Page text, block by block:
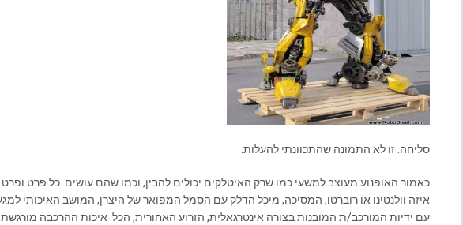
סליחה. זו לא התמונה שהתכוונתי להעלות.
כאמור האופנוע מעוצב למשעי כמו שרק האיטלקים יכולים להבין, וכמו שהם עושים. כל פרט
איזה וולנטינו או רוברטו, המסיכה, מיכל הדלק עם הסמל המפואר של היצרן, המושב האיכותי
עם ידיות המורכב/ת המובנות בצורה אינטרגאלית, הזרוע האחורית, הכל. איכות ההרכבה